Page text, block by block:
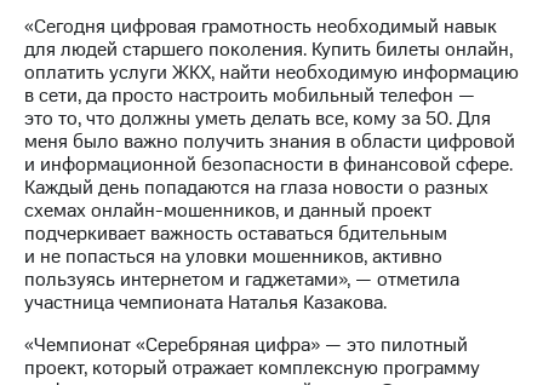
акционерам
Документы
ПАО
"МТС"
Собрания
акционеров
Личный
кабинет
акционера
Акционерный
капитал
Контроль
и
аудит
Рынок
акций
«Сегодня цифровая грамотность необходимый навык
для людей старшего поколения. Купить билеты онлайн,
оплатить услуги ЖКХ, найти необходимую информацию
в сети, да просто настроить мобильный телефон —
это то, что должны уметь делать все, кому за 50. Для
меня было важно получить знания в области цифровой
и информационной безопасности в финансовой сфере.
Каждый день попадаются на глаза новости о разных
схемах онлайн-мошенников, и данный проект
подчеркивает важность оставаться бдительным
и не попасться на уловки мошенников, активно
пользуясь интернетом и гаджетами», — отметила
участница чемпионата Наталья Казакова.
«Чемпионат «Серебряная цифра» — это пилотный
проект, который отражает комплексную программу